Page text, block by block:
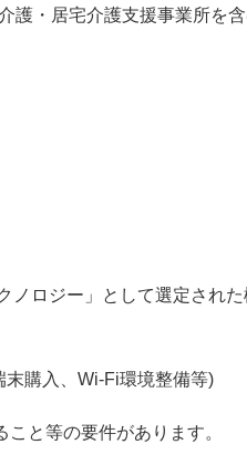
護・居宅介護支援事業所を
ノロジー」として選定された
購入、Wi-Fi環境整備等)
と等の要件があります。